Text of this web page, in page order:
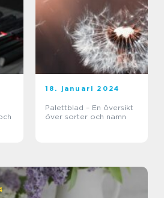
18. januari 2024
Palettblad – En översikt
över sorter och namn